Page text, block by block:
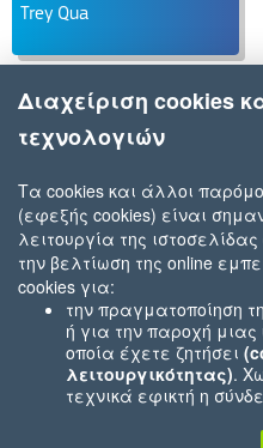
Trey Qua
Διαχείριση cookies
τεχνολογιών
Τα cookies και άλλοι
(εφεξής cookies) είναι
λειτουργία της
την βελτίωση της online
cookies για:
την πραγματοποίηση
ή για την παροχή μιας
οποία έχετε ζητήσει
λειτουργικότητας).
τεχνικά εφικτή η
που εσείς μας